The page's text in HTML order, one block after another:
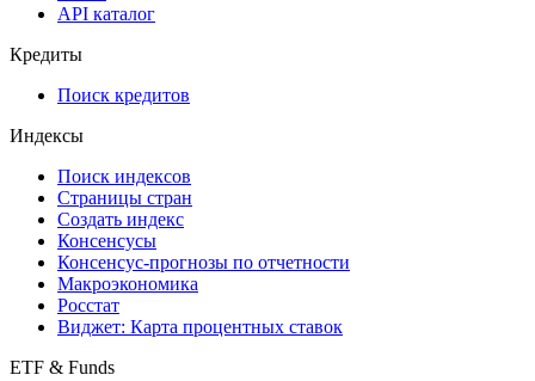
API
API and Data Feed
API каталог
Кредиты
Поиск кредитов
Индексы
Поиск индексов
Страницы стран
Создать индекс
Консенсусы
Макроэкономика